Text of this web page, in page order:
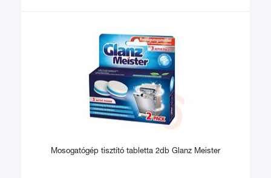
Mosogatógép tisztító tabletta 2db Glanz Meister